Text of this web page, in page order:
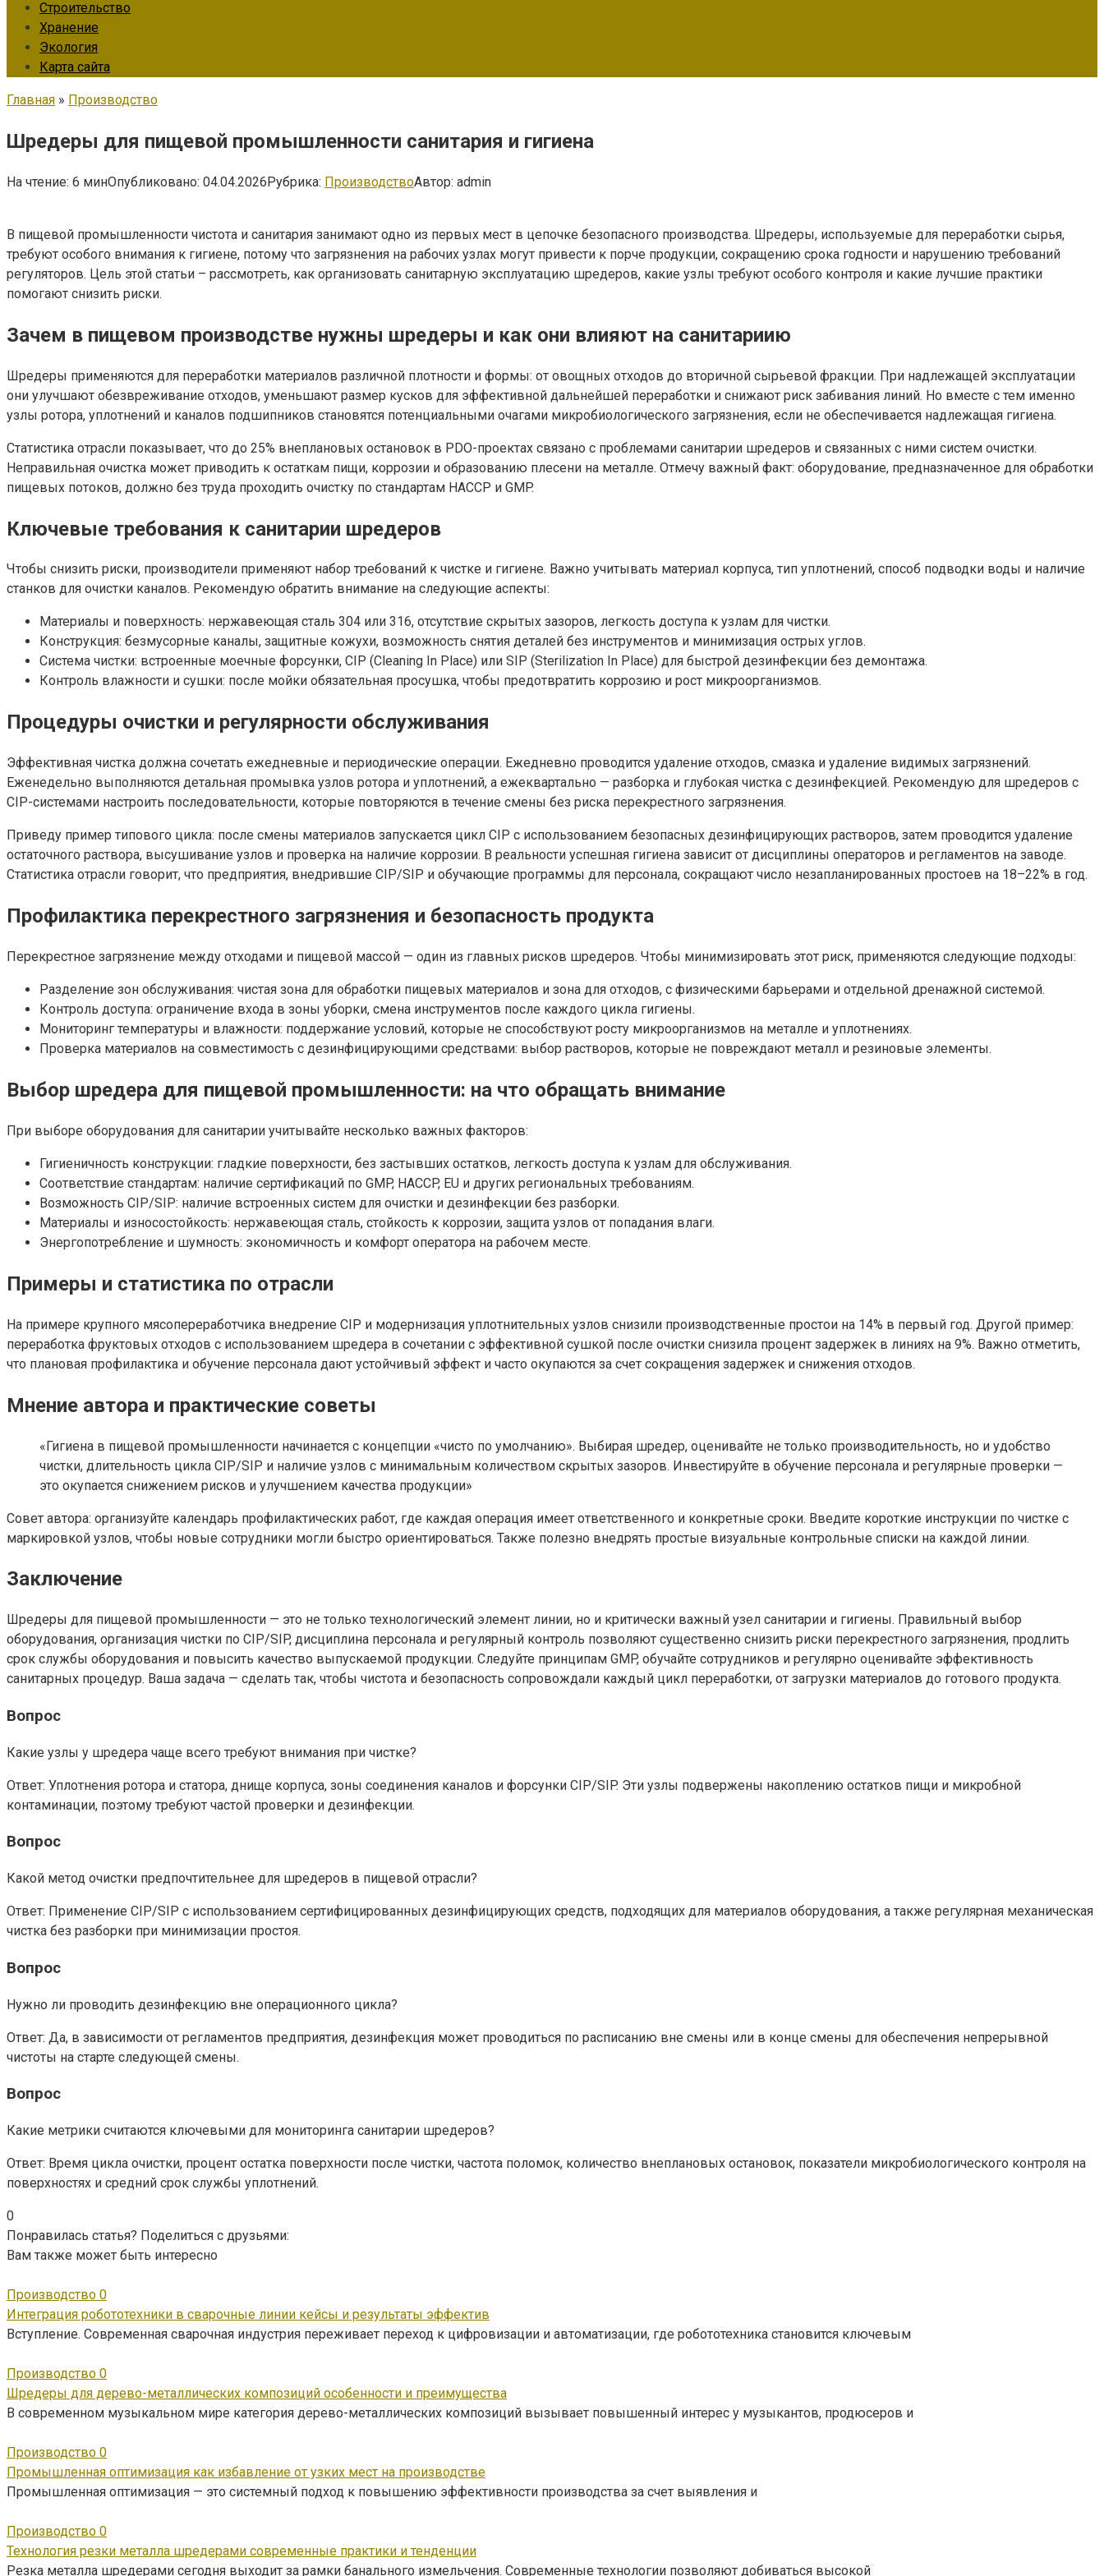
Строительство
Хранение
Экология
Карта сайта
Главная » Производство
Шредеры для пищевой промышленности санитария и гигиена
На чтение: 6 минОпубликовано: 04.04.2026Рубрика: ПроизводствоАвтор: admin
В пищевой промышленности чистота и санитария занимают одно из первых мест в цепочке безопасного производства. Шредеры, используемые для переработки сырья,
требуют особого внимания к гигиене, потому что загрязнения на рабочих узлах могут привести к порче продукции, сокращению срока годности и нарушению требований
регуляторов. Цель этой статьи – рассмотреть, как организовать санитарную эксплуатацию шредеров, какие узлы требуют особого контроля и какие лучшие практики
помогают снизить риски.
Зачем в пищевом производстве нужны шредеры и как они влияют на санитариию
Шредеры применяются для переработки материалов различной плотности и формы: от овощных отходов до вторичной сырьевой фракции. При надлежащей эксплуатации
они улучшают обезвреживание отходов, уменьшают размер кусков для эффективной дальнейшей переработки и снижают риск забивания линий. Но вместе с тем именно
узлы ротора, уплотнений и каналов подшипников становятся потенциальными очагами микробиологического загрязнения, если не обеспечивается надлежащая гигиена.
Статистика отрасли показывает, что до 25% внеплановых остановок в PDO-проектах связано с проблемами санитарии шредеров и связанных с ними систем очистки.
Неправильная очистка может приводить к остаткам пищи, коррозии и образованию плесени на металле. Отмечу важный факт: оборудование, предназначенное для обработки
пищевых потоков, должно без труда проходить очистку по стандартам HACCP и GMP.
Ключевые требования к санитарии шредеров
Чтобы снизить риски, производители применяют набор требований к чистке и гигиене. Важно учитывать материал корпуса, тип уплотнений, способ подводки воды и наличие
станков для очистки каналов. Рекомендую обратить внимание на следующие аспекты:
Материалы и поверхность: нержавеющая сталь 304 или 316, отсутствие скрытых зазоров, легкость доступа к узлам для чистки.
Конструкция: безмусорные каналы, защитные кожухи, возможность снятия деталей без инструментов и минимизация острых углов.
Система чистки: встроенные моечные форсунки, CIP (Cleaning In Place) или SIP (Sterilization In Place) для быстрой дезинфекции без демонтажа.
Контроль влажности и сушки: после мойки обязательная просушка, чтобы предотвратить коррозию и рост микроорганизмов.
Процедуры очистки и регулярности обслуживания
Эффективная чистка должна сочетать ежедневные и периодические операции. Ежедневно проводится удаление отходов, смазка и удаление видимых загрязнений.
Еженедельно выполняются детальная промывка узлов ротора и уплотнений, а ежеквартально — разборка и глубокая чистка с дезинфекцией. Рекомендую для шредеров с
CIP-системами настроить последовательности, которые повторяются в течение смены без риска перекрестного загрязнения.
Приведу пример типового цикла: после смены материалов запускается цикл CIP с использованием безопасных дезинфицирующих растворов, затем проводится удаление
остаточного раствора, высушивание узлов и проверка на наличие коррозии. В реальности успешная гигиена зависит от дисциплины операторов и регламентов на заводе.
Статистика отрасли говорит, что предприятия, внедрившие CIP/SIP и обучающие программы для персонала, сокращают число незапланированных простоев на 18–22% в год.
Профилактика перекрестного загрязнения и безопасность продукта
Перекрестное загрязнение между отходами и пищевой массой — один из главных рисков шредеров. Чтобы минимизировать этот риск, применяются следующие подходы:
Разделение зон обслуживания: чистая зона для обработки пищевых материалов и зона для отходов, с физическими барьерами и отдельной дренажной системой.
Контроль доступа: ограничение входа в зоны уборки, смена инструментов после каждого цикла гигиены.
Мониторинг температуры и влажности: поддержание условий, которые не способствуют росту микроорганизмов на металле и уплотнениях.
Проверка материалов на совместимость с дезинфицирующими средствами: выбор растворов, которые не повреждают металл и резиновые элементы.
Выбор шредера для пищевой промышленности: на что обращать внимание
При выборе оборудования для санитарии учитывайте несколько важных факторов:
Гигиеничность конструкции: гладкие поверхности, без застывших остатков, легкость доступа к узлам для обслуживания.
Соответствие стандартам: наличие сертификаций по GMP, HACCP, EU и других региональных требованиям.
Возможность CIP/SIP: наличие встроенных систем для очистки и дезинфекции без разборки.
Материалы и износостойкость: нержавеющая сталь, стойкость к коррозии, защита узлов от попадания влаги.
Энергопотребление и шумность: экономичность и комфорт оператора на рабочем месте.
Примеры и статистика по отрасли
На примере крупного мясопереработчика внедрение CIP и модернизация уплотнительных узлов снизили производственные простои на 14% в первый год. Другой пример:
переработка фруктовых отходов с использованием шредера в сочетании с эффективной сушкой после очистки снизила процент задержек в линиях на 9%. Важно отметить,
что плановая профилактика и обучение персонала дают устойчивый эффект и часто окупаются за счет сокращения задержек и снижения отходов.
Мнение автора и практические советы
«Гигиена в пищевой промышленности начинается с концепции «чисто по умолчанию». Выбирая шредер, оценивайте не только производительность, но и удобство
чистки, длительность цикла CIP/SIP и наличие узлов с минимальным количеством скрытых зазоров. Инвестируйте в обучение персонала и регулярные проверки —
это окупается снижением рисков и улучшением качества продукции»
Совет автора: организуйте календарь профилактических работ, где каждая операция имеет ответственного и конкретные сроки. Введите короткие инструкции по чистке с
маркировкой узлов, чтобы новые сотрудники могли быстро ориентироваться. Также полезно внедрять простые визуальные контрольные списки на каждой линии.
Заключение
Шредеры для пищевой промышленности — это не только технологический элемент линии, но и критически важный узел санитарии и гигиены. Правильный выбор
оборудования, организация чистки по CIP/SIP, дисциплина персонала и регулярный контроль позволяют существенно снизить риски перекрестного загрязнения, продлить
срок службы оборудования и повысить качество выпускаемой продукции. Следуйте принципам GMP, обучайте сотрудников и регулярно оценивайте эффективность
санитарных процедур. Ваша задача — сделать так, чтобы чистота и безопасность сопровождали каждый цикл переработки, от загрузки материалов до готового продукта.
Вопрос
Какие узлы у шредера чаще всего требуют внимания при чистке?
Ответ: Уплотнения ротора и статора, днище корпуса, зоны соединения каналов и форсунки CIP/SIP. Эти узлы подвержены накоплению остатков пищи и микробной
контаминации, поэтому требуют частой проверки и дезинфекции.
Вопрос
Какой метод очистки предпочтительнее для шредеров в пищевой отрасли?
Ответ: Применение CIP/SIP с использованием сертифицированных дезинфицирующих средств, подходящих для материалов оборудования, а также регулярная механическая
чистка без разборки при минимизации простоя.
Вопрос
Нужно ли проводить дезинфекцию вне операционного цикла?
Ответ: Да, в зависимости от регламентов предприятия, дезинфекция может проводиться по расписанию вне смены или в конце смены для обеспечения непрерывной
чистоты на старте следующей смены.
Вопрос
Какие метрики считаются ключевыми для мониторинга санитарии шредеров?
Ответ: Время цикла очистки, процент остатка поверхности после чистки, частота поломок, количество внеплановых остановок, показатели микробиологического контроля на
поверхностях и средний срок службы уплотнений.
0
Понравилась статья? Поделиться с друзьями:
Вам также может быть интересно
Производство 0
Интеграция робототехники в сварочные линии кейсы и результаты эффектив
Вступление. Современная сварочная индустрия переживает переход к цифровизации и автоматизации, где робототехника становится ключевым
Производство 0
Шредеры для дерево-металлических композиций особенности и преимущества
В современном музыкальном мире категория дерево-металлических композиций вызывает повышенный интерес у музыкантов, продюсеров и
Производство 0
Промышленная оптимизация как избавление от узких мест на производстве
Промышленная оптимизация — это системный подход к повышению эффективности производства за счет выявления и
Производство 0
Технология резки металла шредерами современные практики и тенденции
Резка металла шредерами сегодня выходит за рамки банального измельчения. Современные технологии позволяют добиваться высокой